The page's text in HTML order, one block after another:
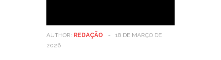
AUTHOR: REDAÇÃO -
18 DE MARÇO DE
2026